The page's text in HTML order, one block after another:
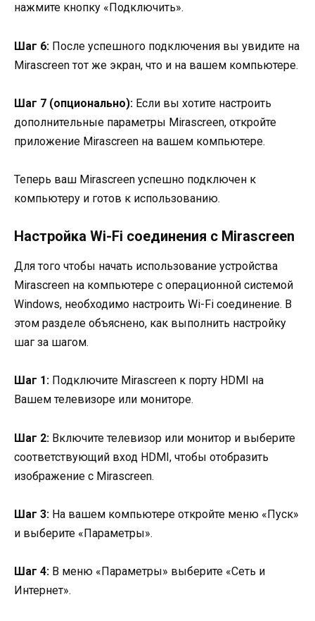
нажмите кнопку «Подключить».
Шаг 6: После успешного подключения вы увидите на
Mirascreen тот же экран, что и на вашем компьютере.
Шаг 7 (опционально): Если вы хотите настроить
дополнительные параметры Mirascreen, откройте
приложение Mirascreen на вашем компьютере.
Теперь ваш Mirascreen успешно подключен к
компьютеру и готов к использованию.
Настройка Wi-Fi соединения с Mirascreen
Для того чтобы начать использование устройства
Mirascreen на компьютере с операционной системой
Windows, необходимо настроить Wi-Fi соединение. В
этом разделе объяснено, как выполнить настройку
шаг за шагом.
Шаг 1: Подключите Mirascreen к порту HDMI на
Вашем телевизоре или мониторе.
Шаг 2: Включите телевизор или монитор и выберите
соответствующий вход HDMI, чтобы отобразить
изображение с Mirascreen.
Шаг 3: На вашем компьютере откройте меню «Пуск»
и выберите «Параметры».
Шаг 4: В меню «Параметры» выберите «Сеть и
Интернет».